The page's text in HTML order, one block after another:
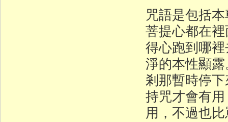
咒語是包括
菩提心都在
得心跑到哪
淨的本性顯
剎那暫時停
持咒才會有
用，不過也